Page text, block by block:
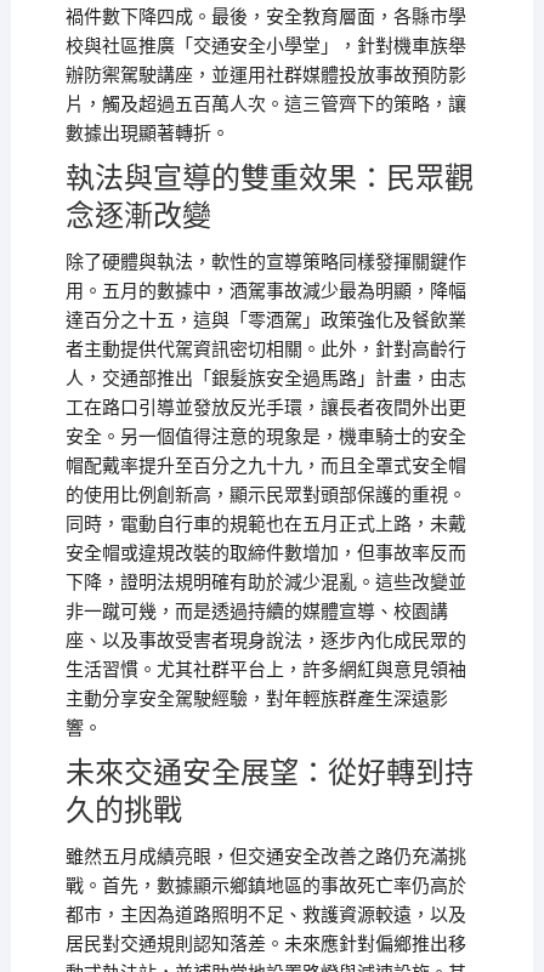
禍件數下降四成。最後，安全教育層面，各縣市學
校與社區推廣「交通安全小學堂」，針對機車族舉
辦防禦駕駛講座，並運用社群媒體投放事故預防影
片，觸及超過五百萬人次。這三管齊下的策略，讓
數據出現顯著轉折。
執法與宣導的雙重效果：民眾觀
念逐漸改變
除了硬體與執法，軟性的宣導策略同樣發揮關鍵作
用。五月的數據中，酒駕事故減少最為明顯，降幅
達百分之十五，這與「零酒駕」政策強化及餐飲業
者主動提供代駕資訊密切相關。此外，針對高齡行
人，交通部推出「銀髮族安全過馬路」計畫，由志
工在路口引導並發放反光手環，讓長者夜間外出更
安全。另一個值得注意的現象是，機車騎士的安全
帽配戴率提升至百分之九十九，而且全罩式安全帽
的使用比例創新高，顯示民眾對頭部保護的重視。
同時，電動自行車的規範也在五月正式上路，未戴
安全帽或違規改裝的取締件數增加，但事故率反而
下降，證明法規明確有助於減少混亂。這些改變並
非一蹴可幾，而是透過持續的媒體宣導、校園講
座、以及事故受害者現身說法，逐步內化成民眾的
生活習慣。尤其社群平台上，許多網紅與意見領袖
主動分享安全駕駛經驗，對年輕族群產生深遠影
響。
未來交通安全展望：從好轉到持
久的挑戰
雖然五月成績亮眼，但交通安全改善之路仍充滿挑
戰。首先，數據顯示鄉鎮地區的事故死亡率仍高於
都市，主因為道路照明不足、救護資源較遠，以及
居民對交通規則認知落差。未來應針對偏鄉推出移